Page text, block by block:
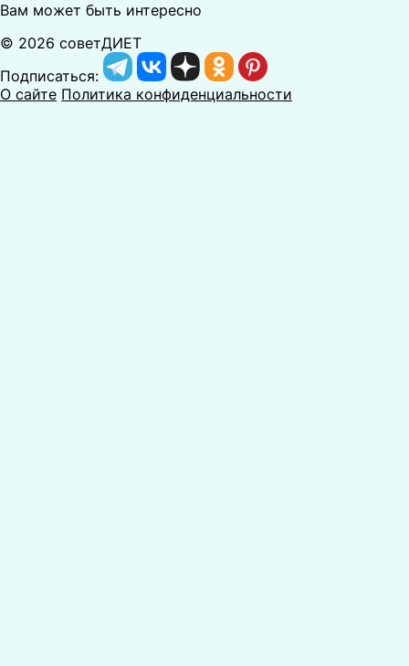
Вам может быть интересно
© 2026 советДИЕТ
Подписаться:
О сайте Политика конфиденциальности